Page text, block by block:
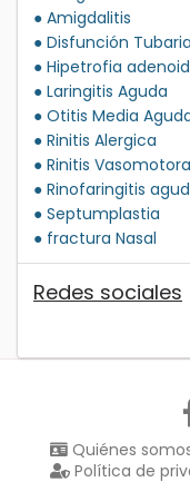
● Amigdalitis
● Disfunción Tubaria
● Hipetrofia
● Laringitis Aguda
● Otitis Media
● Rinitis Alergica
● Rinitis Vasomotora
● Rinofaringitis
● Septumplastia
● fractura Nasal
Redes sociales
Quiénes
Política de